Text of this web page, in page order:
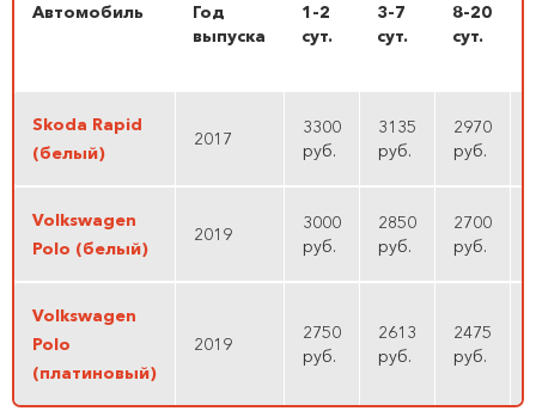
Автомобиль
Год
выпуска
1-2
cут.
3-7
cут.
8-20
cут.
Skoda Rapid
(белый)
2017
3300
руб.
3135
руб.
2970
руб.
Volkswagen
Polo (белый)
2019
3000
руб.
2850
руб.
2700
руб.
Volkswagen
Polo
(платиновый)
2019
2750
руб.
2613
руб.
2475
руб.